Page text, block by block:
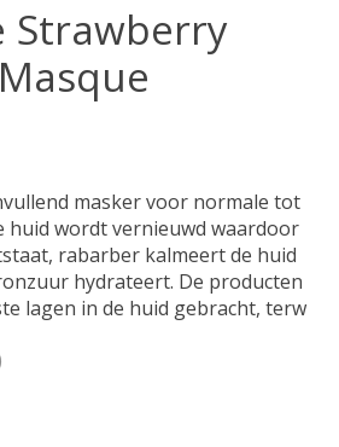
Strawberry
masker voor normale tot
huid wordt vernieuwd waardoor
rabarber kalmeert de huid
hydrateert. De producten
lagen in de huid gebracht, terw
product is